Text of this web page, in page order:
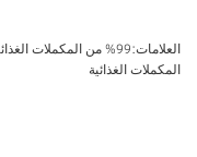
العلامات:99% من المكملات الغذائية
المكملات الغذائية